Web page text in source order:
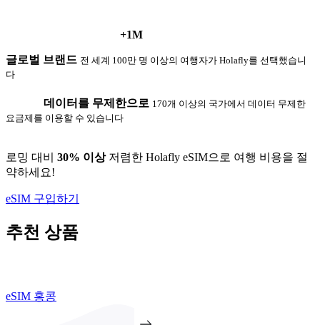
+1M
글로벌 브랜드 전 세계 100만 명 이상의 여행자가 Holafly를 선택했습니
다
데이터를 무제한으로 170개 이상의 국가에서 데이터 무제한
요금제를 이용할 수 있습니다
로밍 대비 30% 이상저렴한 Holafly eSIM으로 여행 비용을 절
약하세요!
eSIM 구입하기
추천 상품
eSIM 홍콩